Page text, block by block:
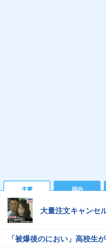
主要 国内
大量注文キャンセ
「被爆後のにおい」高校生